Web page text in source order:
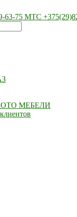
63-75 МТС
МЕБЕЛИ